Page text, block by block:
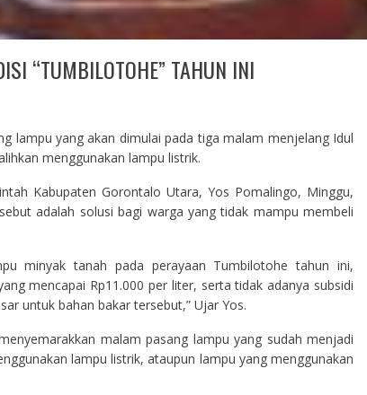
“TUMBILOTOHE” TAHUN INI
lampu yang akan dimulai pada tiga malam menjelang Idul
menggunakan lampu listrik.
Kabupaten Gorontalo Utara, Yos Pomalingo, Minggu,
adalah solusi bagi warga yang tidak mampu membeli
minyak tanah pada perayaan Tumbilotohe tahun ini,
mencapai Rp11.000 per liter, serta tidak adanya subsidi
untuk bahan bakar tersebut,” Ujar Yos.
malam pasang lampu yang sudah menjadi
lampu listrik, ataupun lampu yang menggunakan